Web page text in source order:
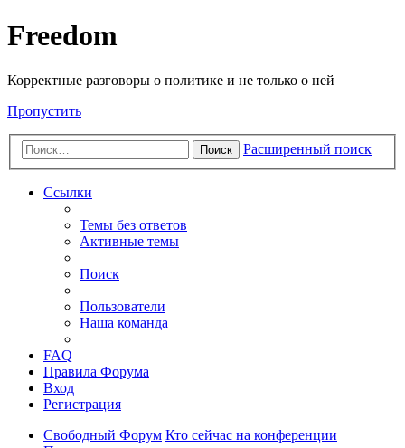
Freedom
Корректные разговоры о политике и не только о ней
Пропустить
Поиск Расширенный поиск
Ссылки
Темы без ответов
Активные темы
Поиск
Пользователи
Наша команда
FAQ
Правила Форума
Вход
Регистрация
Свободный Форум Кто сейчас на конференции